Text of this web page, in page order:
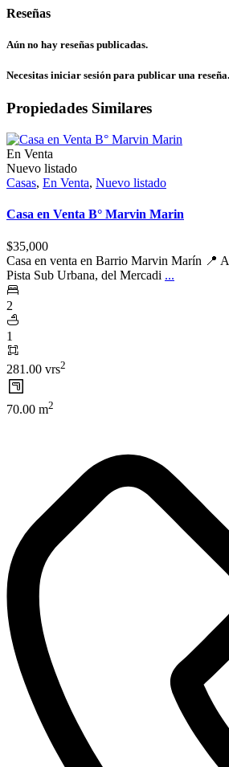
Reseñas
Aún no hay reseñas publicadas.
Necesitas iniciar sesión para publicar una reseña.
Propiedades Similares
En Venta
Nuevo listado
Casas, En Venta, Nuevo listado
Casa en Venta B° Marvin Marin
$35,000
Casa en venta en Barrio Marvin Marín 📍
Pista Sub Urbana, del Mercadi ...
2
1
281.00 vrs2
70.00 m2